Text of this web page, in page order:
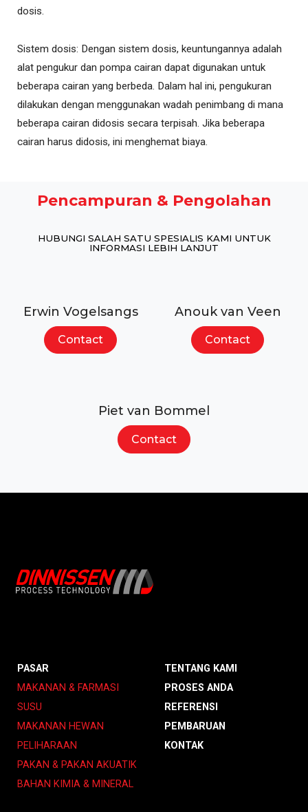
dosis.
Sistem dosis: Dengan sistem dosis, keuntungannya adalah
alat pengukur dan pompa cairan dapat digunakan untuk
beberapa cairan yang berbeda. Dalam hal ini, pengukuran
dilakukan dengan menggunakan wadah penimbang di mana
beberapa cairan didosis secara terpisah. Jika beberapa
cairan harus didosis, ini menghemat biaya.
Pencampuran & Pengolahan
HUBUNGI SALAH SATU SPESIALIS KAMI UNTUK
INFORMASI LEBIH LANJUT
Erwin Vogelsangs
Contact
Anouk van Veen
Contact
Piet van Bommel
Contact
PASAR
MAKANAN & FARMASI
SUSU
MAKANAN HEWAN
PELIHARAAN
PAKAN & PAKAN AKUATIK
BAHAN KIMIA & MINERAL
TENTANG KAMI
PROSES ANDA
REFERENSI
PEMBARUAN
KONTAK